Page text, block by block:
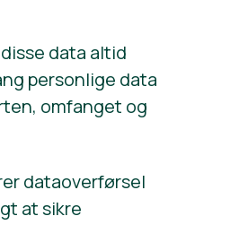
data altid
personlige data
omfanget og
dataoverførsel
at sikre